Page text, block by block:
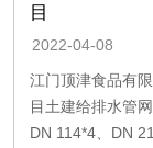
目
2022-04-08
江门顶津食品有
目土建给排水管
DN 114*4、DN